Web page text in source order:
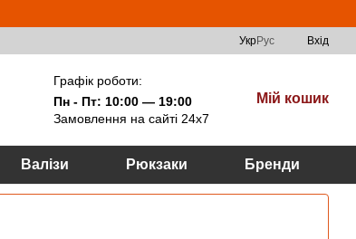
УкрРус Вхід
Графік роботи:
Пн - Пт: 10:00 — 19:00
Замовлення на сайті 24х7
Мій кошик
Валізи Рюкзаки Бренди